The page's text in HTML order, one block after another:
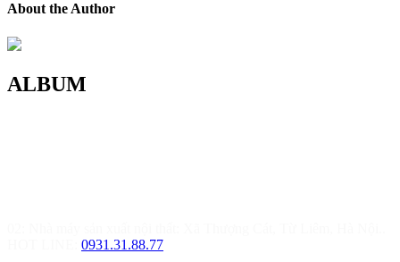
About the Author
ALBUM
0931.31.88.77